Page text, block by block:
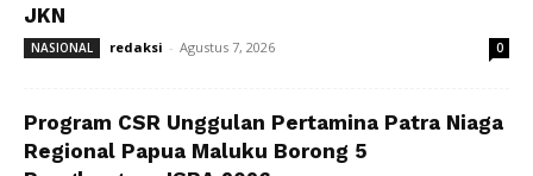
JKN
NASIONAL redaksi - Agustus 7, 2026 0
Program CSR Unggulan Pertamina Patra Niaga
Regional Papua Maluku Borong 5